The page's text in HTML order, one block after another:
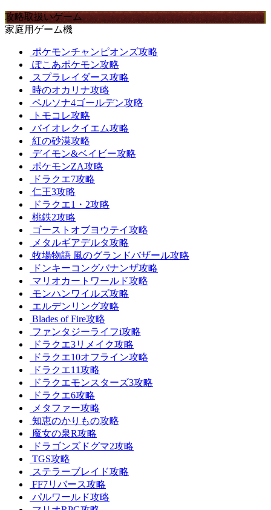
攻略取扱いゲーム
家庭用ゲーム機
ポケモンチャンピオンズ攻略
ぽこあポケモン攻略
スプラレイダース攻略
時のオカリナ攻略
ペルソナ4ゴールデン攻略
トモコレ攻略
バイオレクイエム攻略
紅の砂漠攻略
デイモン&ベイビー攻略
ポケモンZA攻略
ドラクエ7攻略
仁王3攻略
ドラクエ1・2攻略
桃鉄2攻略
ゴーストオブヨウテイ攻略
メタルギアデルタ攻略
牧場物語 風のグランドバザール攻略
ドンキーコングバナンザ攻略
マリオカートワールド攻略
モンハンワイルズ攻略
エルデンリング攻略
Blades of Fire攻略
ファンタジーライフi攻略
ドラクエ3リメイク攻略
ドラクエ10オフライン攻略
ドラクエ11攻略
ドラクエモンスターズ3攻略
ドラクエ6攻略
メタファー攻略
知恵のかりもの攻略
魔女の泉R攻略
ドラゴンズドグマ2攻略
TGS攻略
ステラーブレイド攻略
FF7リバース攻略
パルワールド攻略